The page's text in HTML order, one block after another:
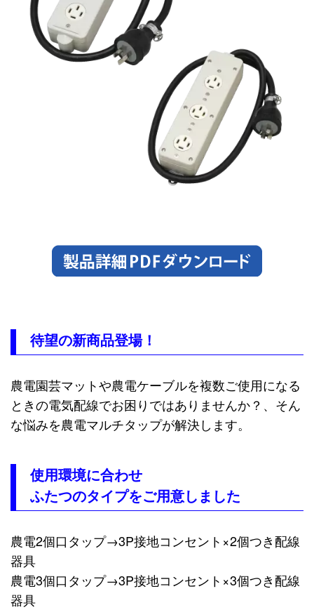
待望の新商品登場！
農電園芸マットや農電ケーブルを複数ご使用になる
ときの電気配線でお困りではありませんか？、そん
な悩みを農電マルチタップが解決します。
使用環境に合わせ
ふたつのタイプをご用意しました
農電2個口タップ→3P接地コンセント×2個つき配線
器具
農電3個口タップ→3P接地コンセント×3個つき配線
器具